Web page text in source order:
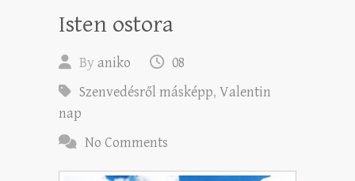
Isten ostora
By aniko
08
Szenvedésről másképp, Valentin
nap
No Comments